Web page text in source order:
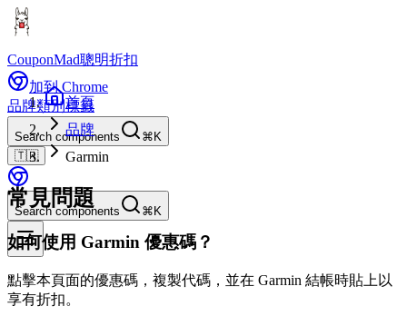
CouponMad聰明折扣
加到 Chrome
品牌類別標籤
Search components
⌘K
🇹🇼
Search components ⌘K
首頁
品牌
Garmin
常見問題
如何使用 Garmin 優惠碼？
點擊本頁面的優惠碼，複製代碼，並在 Garmin 結帳時貼上以
享有折扣。